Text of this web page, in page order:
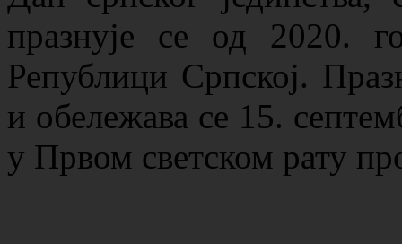
празнује се од 2020.
Републици Српској.
и обележава се 15.
у Првом светском рату